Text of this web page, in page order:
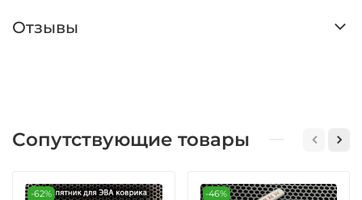
Отзывы
Сопутствующие товары
-62% -46%